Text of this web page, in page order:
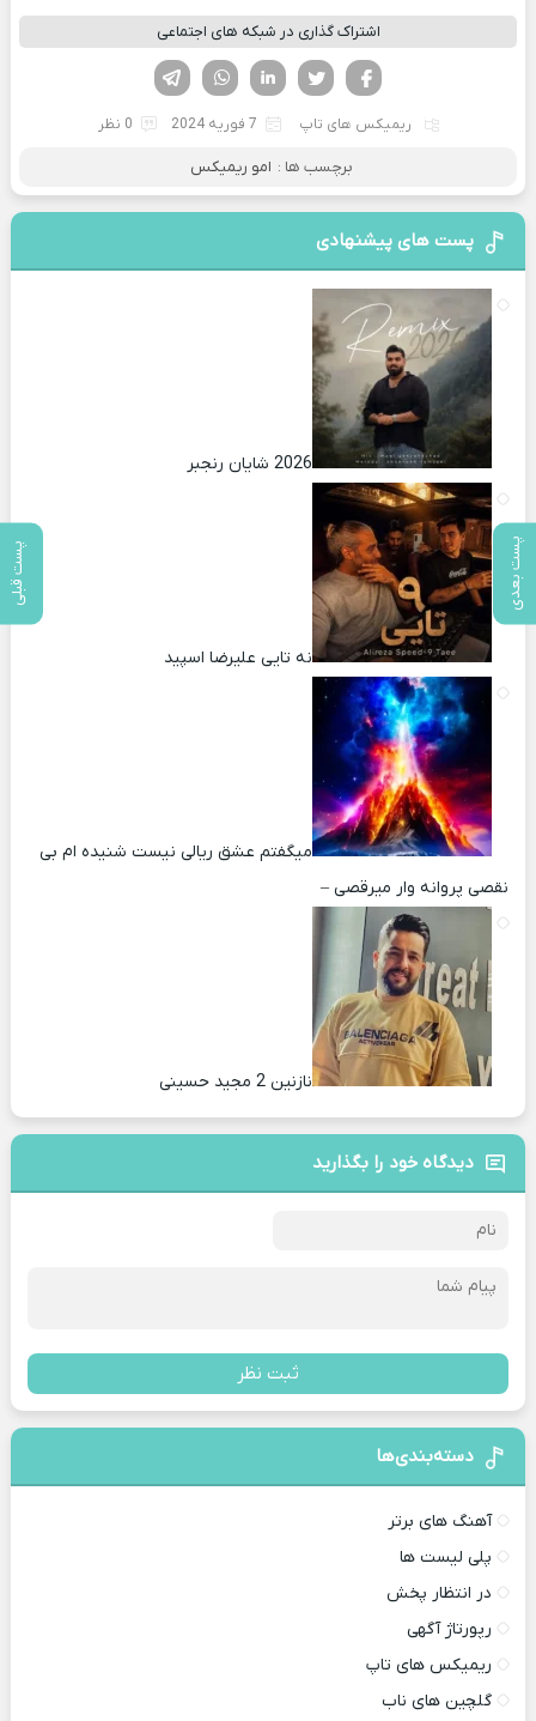
پست بعدی پست قبلی
اشتراک گذاری در شبکه های اجتماعی
لینکدین تویتر
فیسوک
ریمیکس های تاپ 7 فوریه 2024 0 نظر
برچسب ها : امو ریمیکس
پست های پیشنهادی
2026 شایان رنجبر
نه تایی علیرضا اسپید
میگفتم عشق ریالی نیست شنیده ام بی
نقصی پروانه وار میرقصی –
نازنین 2 مجید حسینی
دیدگاه خود را بگذارید
ثبت نظر
دسته‌بندی‌ها
آهنگ های برتر
پلی لیست ها
در انتظار پخش
رپورتاژ آگهی
ریمیکس های تاپ
گلچین های ناب